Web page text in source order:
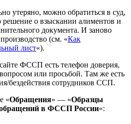
утеряно, можно обратиться в суд,
о взыскании алиментов и
документа. И заново
(см. «Как
лист«).
ФССП есть телефон доверия,
или просьбой. Там же есть
бездействия сотрудников ССП.
«Обращения» — «Образцы
обращений в ФССП России«: